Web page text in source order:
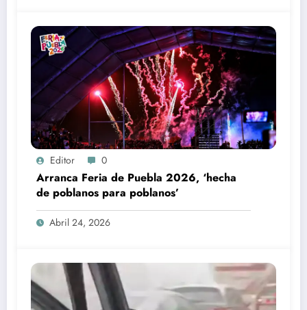
Editor 0
Arranca Feria de Puebla 2026, ‘hecha
de poblanos para poblanos’
Abril 24, 2026